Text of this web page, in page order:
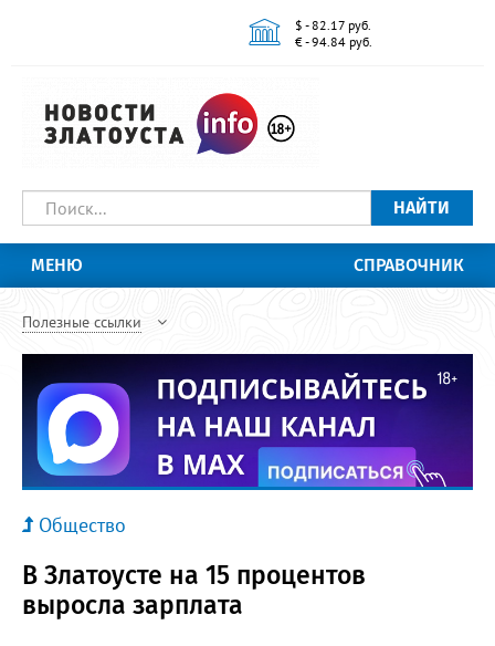
$ - 82.17 руб.
€ - 94.84 руб.
НАЙТИ
МЕНЮ СПРАВОЧНИК
Полезные ссылки
Общество
В Златоусте на 15 процентов
выросла зарплата